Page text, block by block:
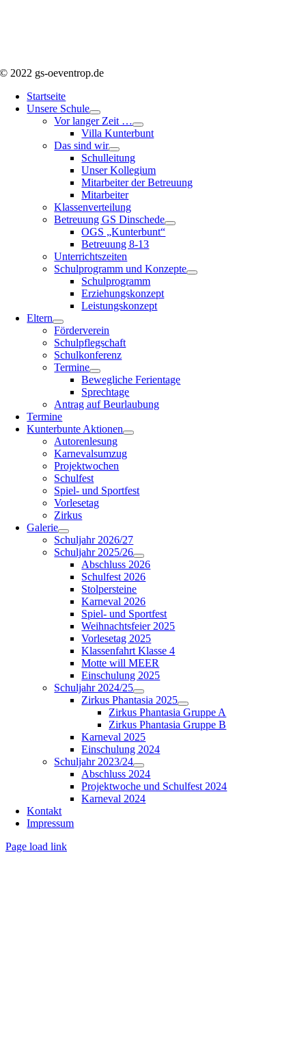
© 2022 gs-oeventrop.de
Startseite
Unsere Schule
Vor langer Zeit …
Villa Kunterbunt
Das sind wir
Schulleitung
Unser Kollegium
Mitarbeiter der Betreuung
Mitarbeiter
Klassenverteilung
Betreuung GS Dinschede
OGS „Kunterbunt“
Betreuung 8-13
Unterrichtszeiten
Schulprogramm und Konzepte
Schulprogramm
Erziehungskonzept
Leistungskonzept
Eltern
Förderverein
Schulpflegschaft
Schulkonferenz
Termine
Bewegliche Ferientage
Sprechtage
Antrag auf Beurlaubung
Termine
Kunterbunte Aktionen
Autorenlesung
Karnevalsumzug
Projektwochen
Schulfest
Spiel- und Sportfest
Vorlesetag
Zirkus
Galerie
Schuljahr 2026/27
Schuljahr 2025/26
Abschluss 2026
Schulfest 2026
Stolpersteine
Karneval 2026
Spiel- und Sportfest
Weihnachtsfeier 2025
Vorlesetag 2025
Klassenfahrt Klasse 4
Motte will MEER
Einschulung 2025
Schuljahr 2024/25
Zirkus Phantasia 2025
Zirkus Phantasia Gruppe A
Zirkus Phantasia Gruppe B
Karneval 2025
Einschulung 2024
Schuljahr 2023/24
Abschluss 2024
Projektwoche und Schulfest 2024
Karneval 2024
Kontakt
Impressum
Page load link